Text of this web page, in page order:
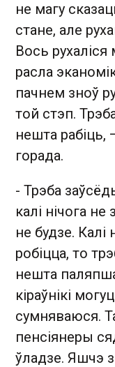
не магу
стане, але
Вось рухаліся
расла
пачнем зноў
той стэп.
нешта
горада.
- Трэба
калі нічога
не будзе.
робіцца, то
нешта
кіраўнікі
сумняваюся.
пенсіянеры
ўладзе. Яшчэ